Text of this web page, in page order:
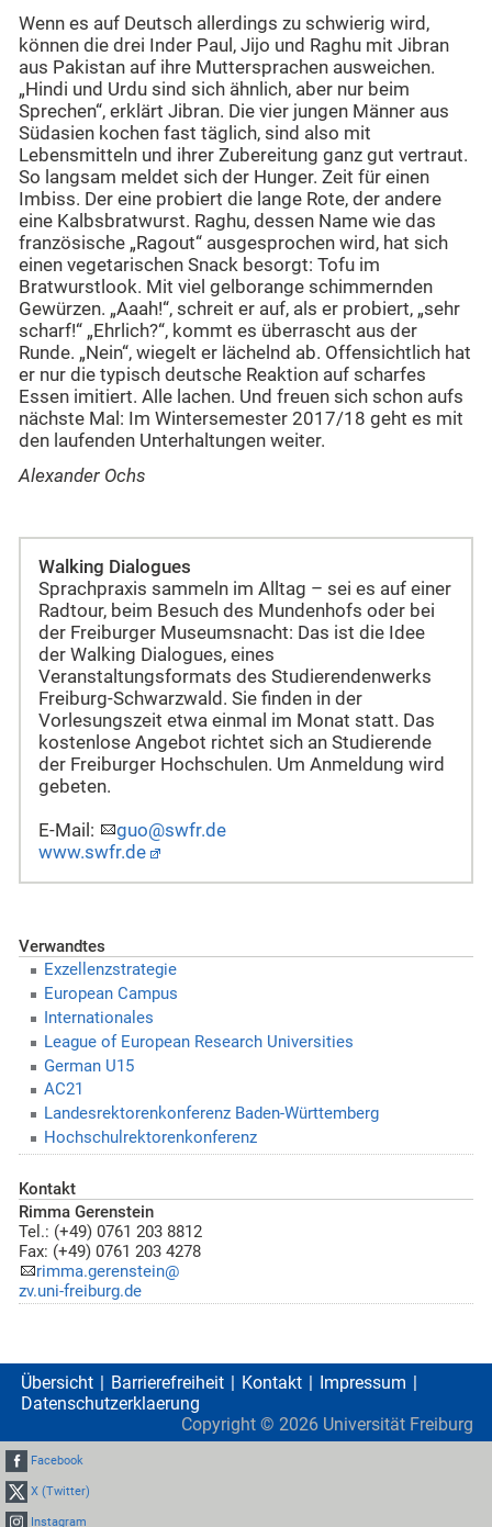
Wenn es auf Deutsch allerdings zu schwierig wird,
können die drei Inder Paul, Jijo und Raghu mit Jibran
aus Pakistan auf ihre Muttersprachen ausweichen.
„Hindi und Urdu sind sich ähnlich, aber nur beim
Sprechen“, erklärt Jibran. Die vier jungen Männer aus
Südasien kochen fast täglich, sind also mit
Lebensmitteln und ihrer Zubereitung ganz gut vertraut.
So langsam meldet sich der Hunger. Zeit für einen
Imbiss. Der eine probiert die lange Rote, der andere
eine Kalbsbratwurst. Raghu, dessen Name wie das
französische „Ragout“ ausgesprochen wird, hat sich
einen vegetarischen Snack besorgt: Tofu im
Bratwurstlook. Mit viel gelborange schimmernden
Gewürzen. „Aaah!“, schreit er auf, als er probiert, „sehr
scharf!“ „Ehrlich?“, kommt es überrascht aus der
Runde. „Nein“, wiegelt er lächelnd ab. Offensichtlich hat
er nur die typisch deutsche Reaktion auf scharfes
Essen imitiert. Alle lachen. Und freuen sich schon aufs
nächste Mal: Im Wintersemester 2017/18 geht es mit
den laufenden Unterhaltungen weiter.
Alexander Ochs
Walking Dialogues
Sprachpraxis sammeln im Alltag – sei es auf einer
Radtour, beim Besuch des Mundenhofs oder bei
der Freiburger Museumsnacht: Das ist die Idee
der Walking Dialogues, eines
Veranstaltungsformats des Studierendenwerks
Freiburg-Schwarzwald. Sie finden in der
Vorlesungszeit etwa einmal im Monat statt. Das
kostenlose Angebot richtet sich an Studierende
der Freiburger Hochschulen. Um Anmeldung wird
gebeten.
E-Mail:
guo@swfr.de
www.swfr.de
Verwandtes
Exzellenzstrategie
European Campus
Internationales
League of European Research Universities
German U15
AC21
Landesrektorenkonferenz Baden-Württemberg
Hochschulrektorenkonferenz
Kontakt
Rimma Gerenstein
Tel.: (+49) 0761 203 8812
Fax: (+49) 0761 203 4278
rimma.gerenstein@
zv.uni-freiburg.de
Übersicht Barrierefreiheit Kontakt
Impressum
Datenschutzerklaerung
Copyright © 2026 Universität Freiburg
Facebook
X (Twitter)
Instagram